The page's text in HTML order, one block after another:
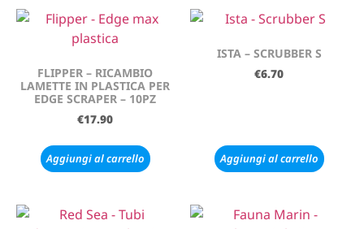
FLIPPER – RICAMBIO
LAMETTE IN PLASTICA PER
EDGE SCRAPER – 10PZ
€17.90
Aggiungi al carrello
ISTA – SCRUBBER S
€6.70
Aggiungi al carrello